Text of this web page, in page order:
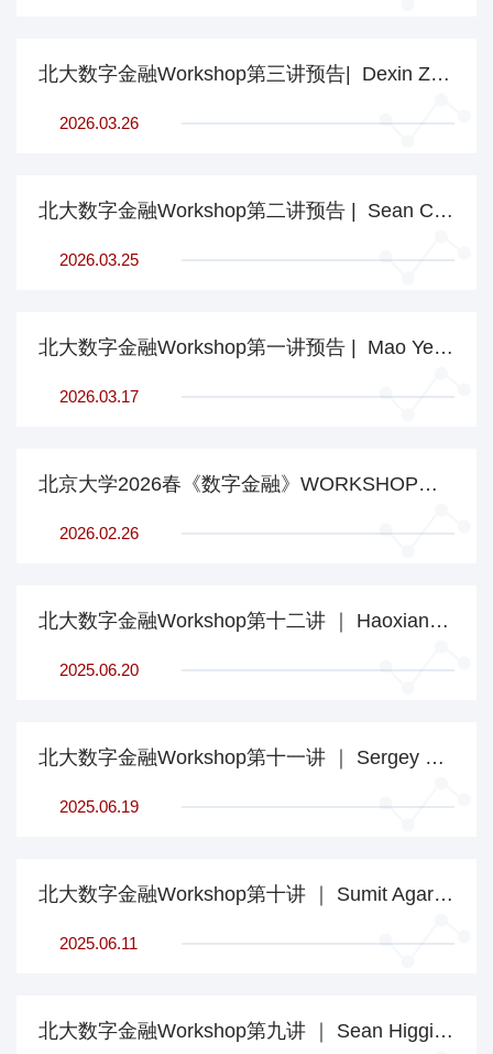
北大数字金融Workshop第三讲预告| Dexin Zhou, Baruch Zicklin
2026.03.26
北大数字金融Workshop第二讲预告 | Sean Cao, Maryland Smith
2026.03.25
北大数字金融Workshop第一讲预告 | Mao Ye, Cornell Johnson
2026.03.17
北京大学2026春《数字金融》WORKSHOP开讲啦！
2026.02.26
北大数字金融Workshop第十二讲 ｜ Haoxiang Zhu：数字货币、银行间竞争与货币政策传导
2025.06.20
北大数字金融Workshop第十一讲 ｜ Sergey Sarkisyan：即时支付系统和银行存款竞争
2025.06.19
北大数字金融Workshop第十讲 ｜ Sumit Agarwal：如何预防烂尾楼并改善房地产市场？印度的监管经验
2025.06.11
北大数字金融Workshop第九讲 ｜ Sean Higgins：消费信贷市场中有偏信念下的搜寻和谈判